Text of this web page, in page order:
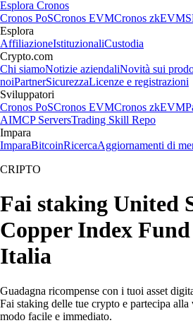
Esplora Cronos
Cronos PoSCronos EVMCronos zkEVM
Esplora
AffiliazioneIstituzionaliCustodia
Crypto.com
Chi siamoNotizie aziendaliNovità sui
noiPartnerSicurezzaLicenze e registrazioni
Sviluppatori
Cronos PoSCronos EVMCronos zkEVM
AIMCP ServersTrading Skill Repo
Impara
ImparaBitcoinRicercaAggiornamenti di
CRIPTO
Fai staking United
Copper Index
Italia
Guadagna ricompense con i tuoi asset
Fai staking delle tue crypto e partecipa
modo facile e immediato.